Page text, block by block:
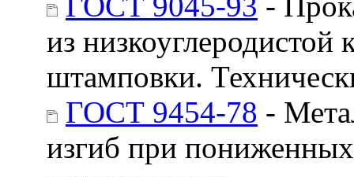
из низкоуглеродистой
штамповки.
ГОСТ 9454-78 -
изгиб при